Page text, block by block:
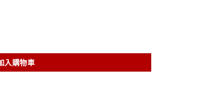
用） 數量
入購物車